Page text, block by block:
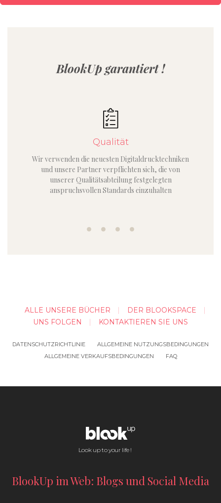
BlookUp garantiert !
Qualität
Wir verwenden die neuesten Digitaldrucktechniken
und unsere Partner verpflichten sich, die von
unserer Qualitätsabteilung festgelegten
anspruchsvollen Standards einzuhalten
ALLE UNSERE BÜCHER
DER BLOOKSPACE
UNS FOLGEN
KONTAKTIEREN SIE UNS
DATENSCHUTZRICHTLINIE
ALLGEMEINE NUTZUNGSBEDINGUNGEN
ALLGEMEINE VERKAUFSBEDINGUNGEN
FAQ
Look up to your life !
BlookUp im Web: Blogs und Social Media